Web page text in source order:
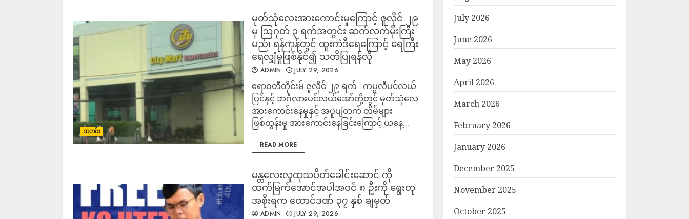
သတင်း
မုတ်သုံလေးအားကောင်းမှုကြောင့် ဇူလိုင် ၂၉
မှ ဩဂုတ် ၃ ရက်အတွင်း ဆက်လက်မိုးကြီး
မည်၊ ရန်ကုန်တွင် ထူးကဲဒီရေကြောင့် ရေကြီး
ရေလျှံမှုဖြစ်နိုင်၍ သတိပြုရန်လို
ADMIN JULY 29, 2026
ဧရာဝတီတိုင်းမ် ဇူလိုင် ၂၉ ရက် ကပ္ပလီပင်လယ်
ပြင်နှင့် ဘင်္ဂလားပင်လယ်အော်တို့တွင် မုတ်သုံလေ
အားကောင်းနေမှုနှင့် အပူပျံတက် တိမ်များ
ဖြစ်ထွန်းမှု အားကောင်းနေခြင်းကြောင့် ယနေ့...
READ MORE
မန္တလေးလူထုသပိတ်ခေါင်းဆောင် ကို
ထက်မြက်အောင်အပါအဝင် ၈ ဦးကို ရွေးတု
အစိုးရက ထောင်ဒဏ် ၃၇ နှစ် ချမှတ်
ADMIN JULY 29, 2026
July 2026
June 2026
May 2026
April 2026
March 2026
February 2026
January 2026
December 2025
November 2025
October 2025